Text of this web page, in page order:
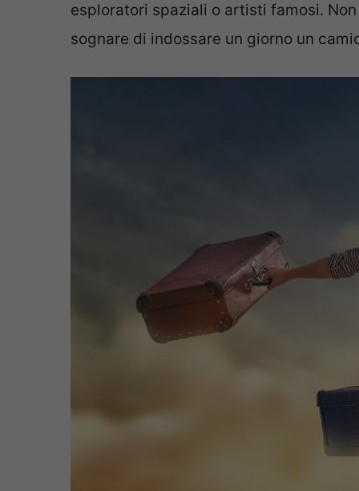
esploratori spaziali o artisti famosi.
sognare di indossare un giorno un